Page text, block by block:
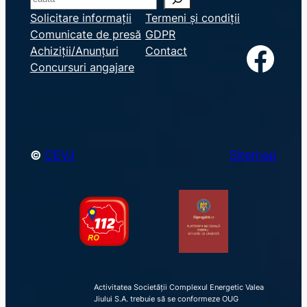
e
a
r
c
Solicitare informații
Comunicate de presă
Achiziții/Anunțuri
Concursuri angajare
Termeni și condiții
GDPR
Contact
Facebook
© CEVJ Sitemap
Activitatea Societății Complexul Energetic Valea
Jiului S.A. trebuie să se conformeze OUG